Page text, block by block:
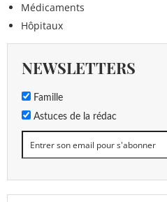
Médicaments
Hôpitaux
NEWSLETTERS
Famille
Astuces de la rédac